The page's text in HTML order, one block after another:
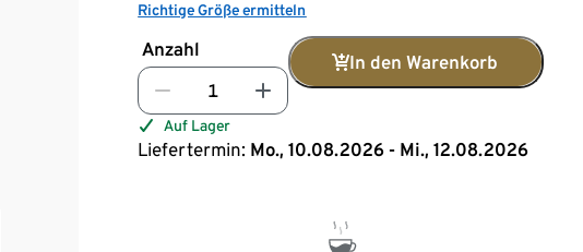
Richtige Größe ermitteln
Anzahl
In den Warenkorb
Auf Lager
Liefertermin: Mo., 10.08.2026 - Mi., 12.08.2026